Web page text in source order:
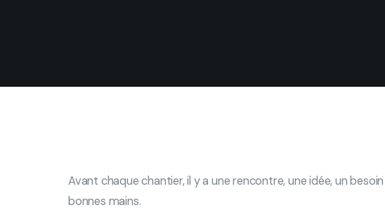
Avant chaque chantier, il y a une rencontre, une idée, un
bonnes mains.